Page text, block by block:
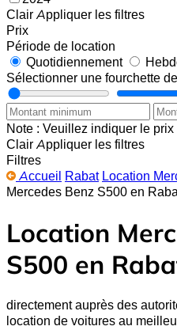
Clair Appliquer les filtres
Prix
Période de location
Quotidiennement
Sélectionner une fourchette
Note : Veuillez indiquer le prix
Clair Appliquer les filtres
Filtres
Accueil Rabat Location
Mercedes Benz S500 en
Location
S500 en
directement auprès des
location de voitures au